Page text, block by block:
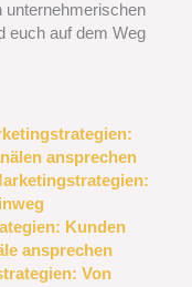
unternehmerischen
euch auf dem Weg
ansprechen
Kunden
ansprechen
Von